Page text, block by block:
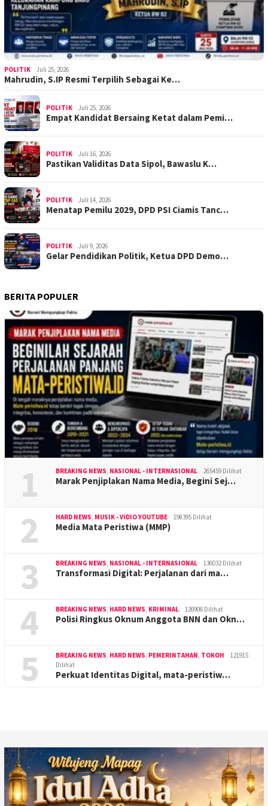
POLITIK Juli 25, 2026
Mahrudin, S.IP Resmi Terpilih Sebagai Ke…
POLITIK Juli 25, 2026
Empat Kandidat Bersaing Ketat dalam Pemi…
POLITIK Juli 16, 2026
Pastikan Validitas Data Sipol, Bawaslu K…
POLITIK Juli 14, 2026
Menatap Pemilu 2029, DPD PSI Ciamis Tanc…
POLITIK Juli 9, 2026
Gelar Pendidikan Politik, Ketua DPD Demo…
BERITA POPULER
1 BREAKING NEWS, NASIONAL - INTERNASIONAL 265459 Dilihat
Marak Penjiplakan Nama Media, Begini Sej…
2 HARD NEWS, MUSIK - VIDIO YOUTUBE 198395 Dilihat
Media Mata Peristiwa (MMP)
3 BREAKING NEWS, NASIONAL - INTERNASIONAL 136032 Dilihat
Transformasi Digital: Perjalanan dari ma…
4 BREAKING NEWS, HARD NEWS, KRIMINAL 126906 Dilihat
Polisi Ringkus Oknum Anggota BNN dan Okn…
5 BREAKING NEWS, HARD NEWS, PEMERINTAHAN, TOKOH
121915
Dilihat
Perkuat Identitas Digital, mata-peristiw…